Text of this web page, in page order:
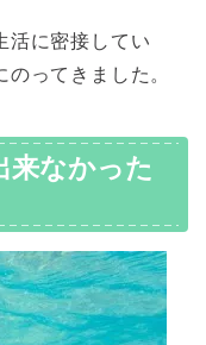
活に密接してい
ってきました。
来なかった